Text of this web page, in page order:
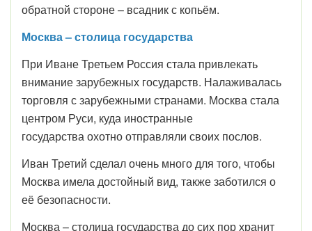
обратной стороне – всадник с копьём.
Москва – столица государства
При Иване Третьем Россия стала привлекать
внимание зарубежных государств. Налаживалась
торговля с зарубежными странами. Москва стала
центром Руси, куда иностранные
государства охотно отправляли своих послов.
Иван Третий сделал очень много для того, чтобы
Москва имела достойный вид, также заботился о
её безопасности.
Москва – столица государства до сих пор хранит